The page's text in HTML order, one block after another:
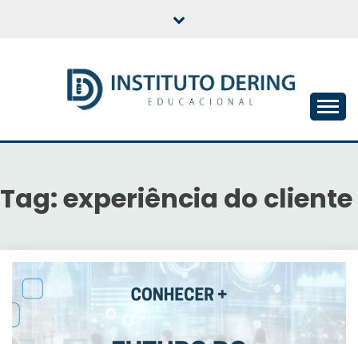
INSTITUTO DERING
EDUCACIONAL
Tag:experiência do cliente